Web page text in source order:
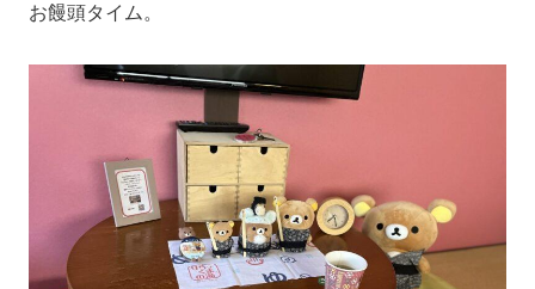
お饅頭タイム。